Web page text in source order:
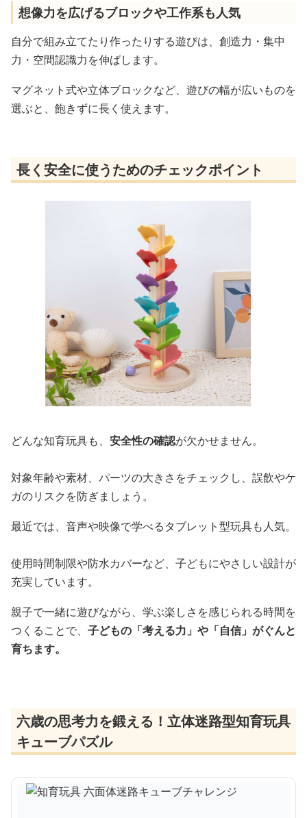
想像力を広げるブロックや工作系も人気
自分で組み立てたり作ったりする遊びは、創造力・集中
力・空間認識力を伸ばします。
マグネット式や立体ブロックなど、遊びの幅が広いものを
選ぶと、飽きずに長く使えます。
長く安全に使うためのチェックポイント
どんな知育玩具も、 安全性の確認が欠かせません。
対象年齢や素材、パーツの大きさをチェックし、誤飲やケ
ガのリスクを防ぎましょう。
最近では、音声や映像で学べるタブレット型玩具も人気。
使用時間制限や防水カバーなど、子どもにやさしい設計が
充実しています。
親子で一緒に遊びながら、学ぶ楽しさを感じられる時間を
つくることで、 子どもの「考える力」や「自信」がぐんと
育ちます。
六歳の思考力を鍛える！立体迷路型知育玩具
キューブパズル